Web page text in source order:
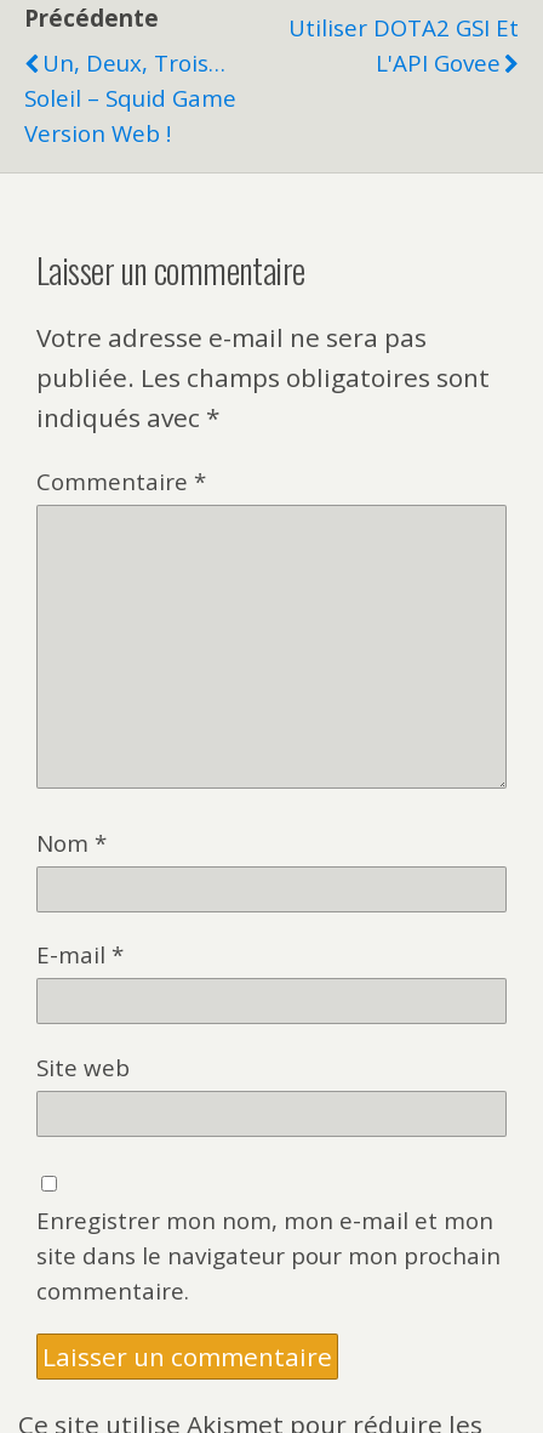
Précédente
Un, Deux, Trois…
Soleil – Squid Game
Version Web !
Utiliser DOTA2 GSI Et
L'API Govee
Laisser un commentaire
Votre adresse e-mail ne sera pas
publiée. Les champs obligatoires sont
indiqués avec *
Commentaire *
Nom *
E-mail *
Site web
Enregistrer mon nom, mon e-mail et mon
site dans le navigateur pour mon prochain
commentaire.
Ce site utilise Akismet pour réduire les